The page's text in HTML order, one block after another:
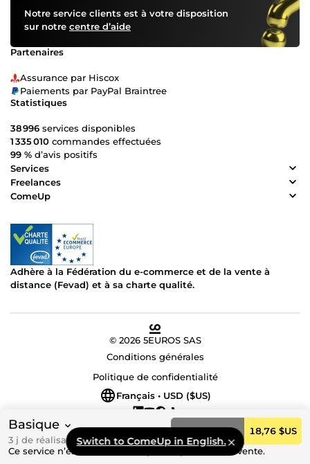
Basique
3 j de réalisation
Commander
18,76 $US
Ce service n’est actuellement pas disponible à la vente.
Switch to ComeUp in English.
Notre service clients est à votre disposition
sur notre centre d’aide
Partenaires
Assurance par Hiscox
Paiements par PayPal Braintree
Statistiques
38 996 services disponibles
1 335 010 commandes effectuées
99 % d’avis positifs
Services
Freelances
ComeUp
Adhère à la Fédération du e-commerce et de la vente à
distance (Fevad) et à sa charte qualité.
© 2026 5EUROS SAS
Conditions générales
Politique de confidentialité
Français • USD ($US)